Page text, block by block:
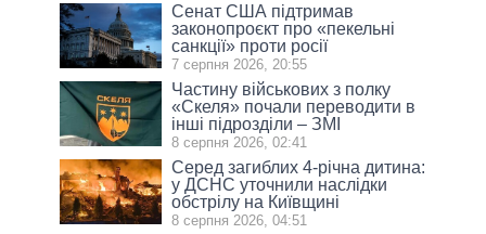
Сенат США підтримав
законопроєкт про «пекельні
санкції» проти росії
7 серпня 2026, 20:55
Частину військових з полку
«Скеля» почали переводити в
інші підрозділи – ЗМІ
8 серпня 2026, 02:41
Серед загиблих 4-річна дитина:
у ДСНС уточнили наслідки
обстрілу на Київщині
8 серпня 2026, 04:51